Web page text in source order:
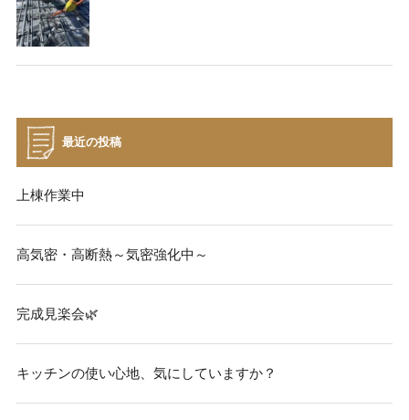
最近の投稿
上棟作業中
高気密・高断熱～気密強化中～
完成見楽会🌿
キッチンの使い心地、気にしていますか？